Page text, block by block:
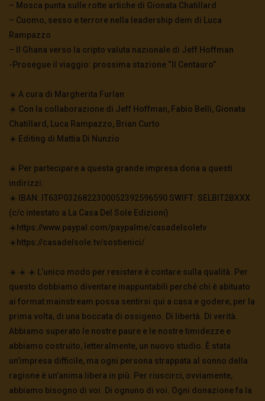
– Mosca punta sulle rotte artiche di Gionata Chatillard
– Cuomo, sesso e terrore nella leadership dem di Luca
Rampazzo
– Il Ghana verso la cripto valuta nazionale di Jeff Hoffman
-Prosegue il viaggio: prossima stazione “Il Centauro”
☀️ A cura di Margherita Furlan
☀️ Con la collaborazione di Jeff Hoffman, Fabio Belli, Gionata
Chatillard, Luca Rampazzo, Brian Curto
☀️ Editing di Mattia Di Nunzio
☀️ Per partecipare a questa grande impresa dona a questi
indirizzi:
☀️ IBAN: IT63P0326822300052392596590 SWIFT: SELBIT2BXXX
(c/c intestato a La Casa Del Sole Edizioni)
☀️https://www.paypal.com/paypalme/casadelsoletv
☀️https://casadelsole.tv/sostienici/
☀️ ☀️ ☀️ L’unico modo per resistere è contare sulla qualità. Per
questo dobbiamo diventare inappuntabili perché chi è abituato
ai format mainstream possa sentirsi qui a casa e godere, per la
prima volta, di una boccata di ossigeno. Di libertà. Di verità.
Abbiamo superato le nostre paure e le nostre timidezze e
abbiamo costruito, letteralmente, un nuovo studio. È stata
un’impresa difficile, ma ogni persona strappata al sonno della
ragione è un’anima libera in più. Per riuscirci, ovviamente,
abbiamo bisogno di voi. Di ognuno di voi. Ogni donazione fa la